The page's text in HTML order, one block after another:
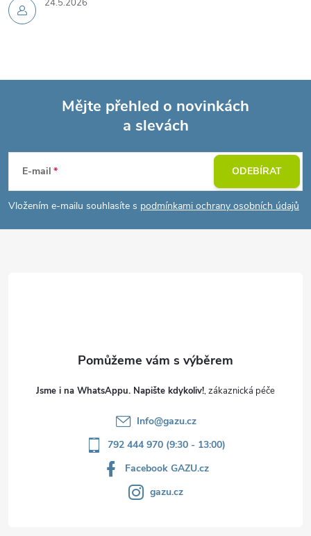
24.5.2026
p
a
Mějte přehled o novinkách
a slevách
E-mail
Vložením e-mailu souhlasíte s podmínkami ochrany osobních údajů
ODEBÍRAT
Jsme i na WhatsAppu. Napište kdykoliv!
Info@gazu.cz
792 444 970 (9:30 - 13:00)
Facebook GAZU.cz
gazu.cz